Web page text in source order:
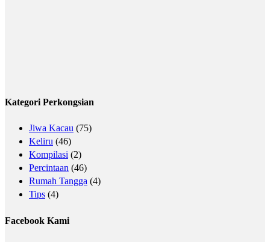
Kategori Perkongsian
Jiwa Kacau (75)
Keliru (46)
Kompilasi (2)
Percintaan (46)
Rumah Tangga (4)
Tips (4)
Facebook Kami